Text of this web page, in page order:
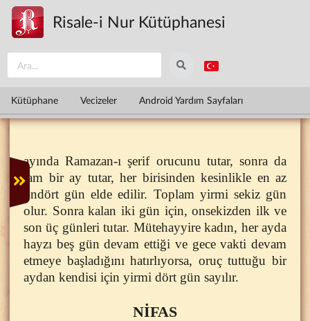
Ana içeriğe atla
Risale-i Nur Kütüphanesi
Kütüphane Vecizeler Android Yardım Sayfaları
ayında Ramazan-ı şerif orucunu tutar, sonra da
tam bir ay tutar, her birisinden kesinlikle en az
ondört gün elde edilir. Toplam yirmi sekiz gün
olur. Sonra kalan iki gün için, onsekizden ilk ve
son üç günleri tutar. Mütehayyire kadın, her ayda
hayzı beş gün devam ettiği ve gece vakti devam
etmeye başladığını hatırlıyorsa, oruç tuttuğu bir
aydan kendisi için yirmi dört gün sayılır.
NİFAS